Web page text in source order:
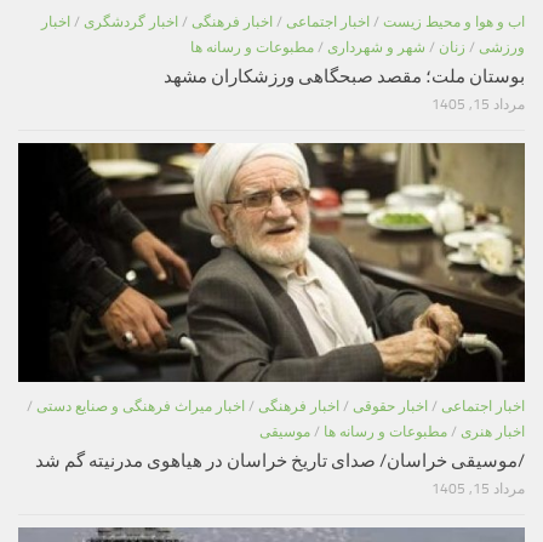
اب و هوا و محیط زیست / اخبار اجتماعی / اخبار فرهنگی / اخبار گردشگری / اخبار
ورزشی / زنان / شهر و شهرداری / مطبوعات و رسانه ها
بوستان ملت؛ مقصد صبحگاهی ورزشکاران مشهد
مرداد 15, 1405
اخبار اجتماعی / اخبار حقوقی / اخبار فرهنگی / اخبار میراث فرهنگی و صنایع دستی /
اخبار هنری / مطبوعات و رسانه ها / موسیقی
/موسیقی خراسان/ صدای تاریخ خراسان در هیاهوی مدرنیته گم شد
مرداد 15, 1405